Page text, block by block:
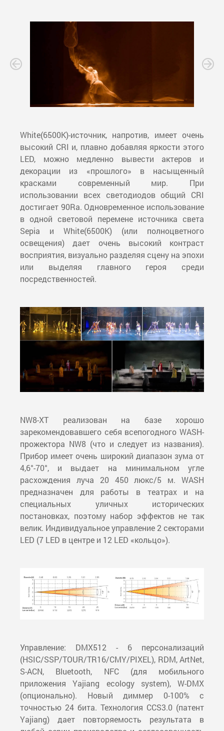
White(6500K)-источник, напротив, имеет очень
высокий CRI и, плавно добавляя яркости этого
LED, можно медленно вывести актеров и
декорации из «прошлого» в насыщенный
красками современный мир. При
использовании всех светодиодов общий CRI
достигает 90Ra. Одновременное использование
в одной световой перемене источника света
Sepia и White(6500K) (или полноцветного
освещения) дает очень высокий контраст
восприятия, визуально разделяя сцену на эпохи
или выделяя главного героя среди
посредственностей.
NW8-XT реализован на базе хорошо
зарекомендовавшего себя всепогодного WASH-
прожектора NW8 (что и следует из названия).
Прибор имеет очень широкий диапазон зума от
4,6°-70°, и выдает на минимальном угле
расхождения луча 20 450 люкс/5 м. WASH
предназначен для работы в театрах и на
специальных уличных исторических
постановках, поэтому набор эффектов не так
велик. Индивидуальное управление 2 секторами
LED (7 LED в центре и 12 LED «кольцо»).
Управление: DMX512 - 6 персонализаций
(HSIC/SSP/TOUR/TR16/CMY/PIXEL), RDM, ArtNet,
S-AСN, Bluetooth, NFC (для мобильного
приложения Yajiang ecology system), W-DMX
(опционально). Новый диммер 0-100% с
точностью 24 бита. Технология CCS3.0 (патент
Yajiang) дает повторяемость результата в